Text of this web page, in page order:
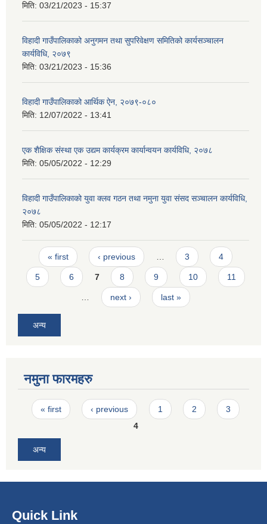
मिति: 03/21/2023 - 15:37
विहादी गाउँपालिकाको अनुगमन तथा सुपरिवेक्षण समितिको कार्यसञ्चालन
कार्यविधि, २०७९
मिति: 03/21/2023 - 15:36
विहादी गाउँपालिकाको आर्थिक ऐन, २०७९-०८०
मिति: 12/07/2022 - 13:41
एक शैक्षिक संस्था एक उद्यम कार्यक्रम कार्यान्वयन कार्यविधि, २०७८
मिति: 05/05/2022 - 12:29
विहादी गाउँपालिकाको युवा क्लव गठन तथा नमुना युवा संसद सञ्चालन कार्यविधि,
२०७८
मिति: 05/05/2022 - 12:17
Pages
« first ‹ previous … 3 4
5 6 7 8 9 10 11
… next › last »
अन्य
नमुना फारमहरु
Pages
« first ‹ previous 1 2
3
4
अन्य
Quick Link